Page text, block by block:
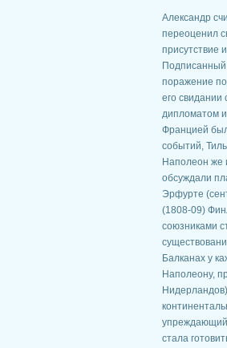
Александр
переоценил
присутствие
поражение
его
дипломатом
Францией
событий,
Наполеон же
обсуждали
Эрфурте
(1808-09)
союзниками
Балканах у
Наполеону,
упреждающий
стала